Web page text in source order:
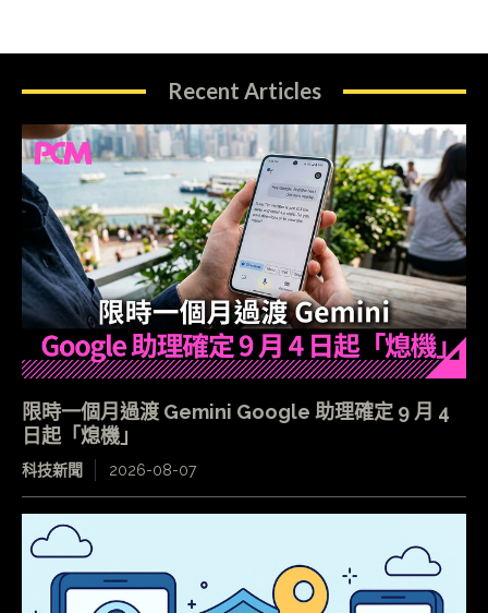
Recent Articles
限時一個月過渡 Gemini Google 助理確定 9 月 4
日起「熄機」
科技新聞 2026-08-07